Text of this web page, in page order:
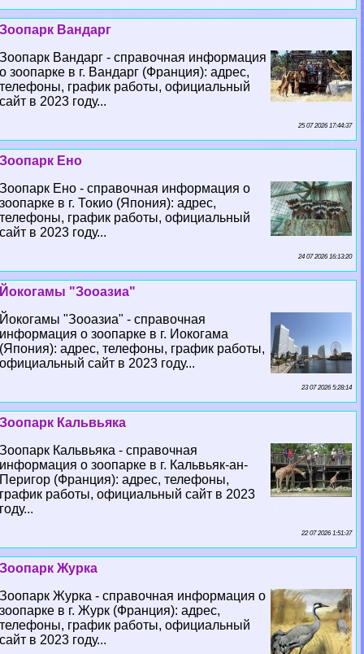
Зоопарк Вандарг
Зоопарк Вандарг - справочная информация
о зоопарке в г. Вандарг (Франция): адрес,
телефоны, график работы, официальный
сайт в 2023 году...
25 07 2026 17:44:37
Зоопарк Ено
Зоопарк Ено - справочная информация о
зоопарке в г. Токио (Япония): адрес,
телефоны, график работы, официальный
сайт в 2023 году...
24 07 2026 16:13:20
Йокогамы "Зооазиа"
Йокогамы "Зооазиа" - справочная
информация о зоопарке в г. Иокогама
(Япония): адрес, телефоны, график работы,
официальный сайт в 2023 году...
23 07 2026 5:28:14
Зоопарк Кальвьяка
Зоопарк Кальвьяка - справочная
информация о зоопарке в г. Кальвьяк-ан-
Перигор (Франция): адрес, телефоны,
график работы, официальный сайт в 2023
году...
22 07 2026 1:51:37
Зоопарк Журка
Зоопарк Журка - справочная информация о
зоопарке в г. Журк (Франция): адрес,
телефоны, график работы, официальный
сайт в 2023 году...